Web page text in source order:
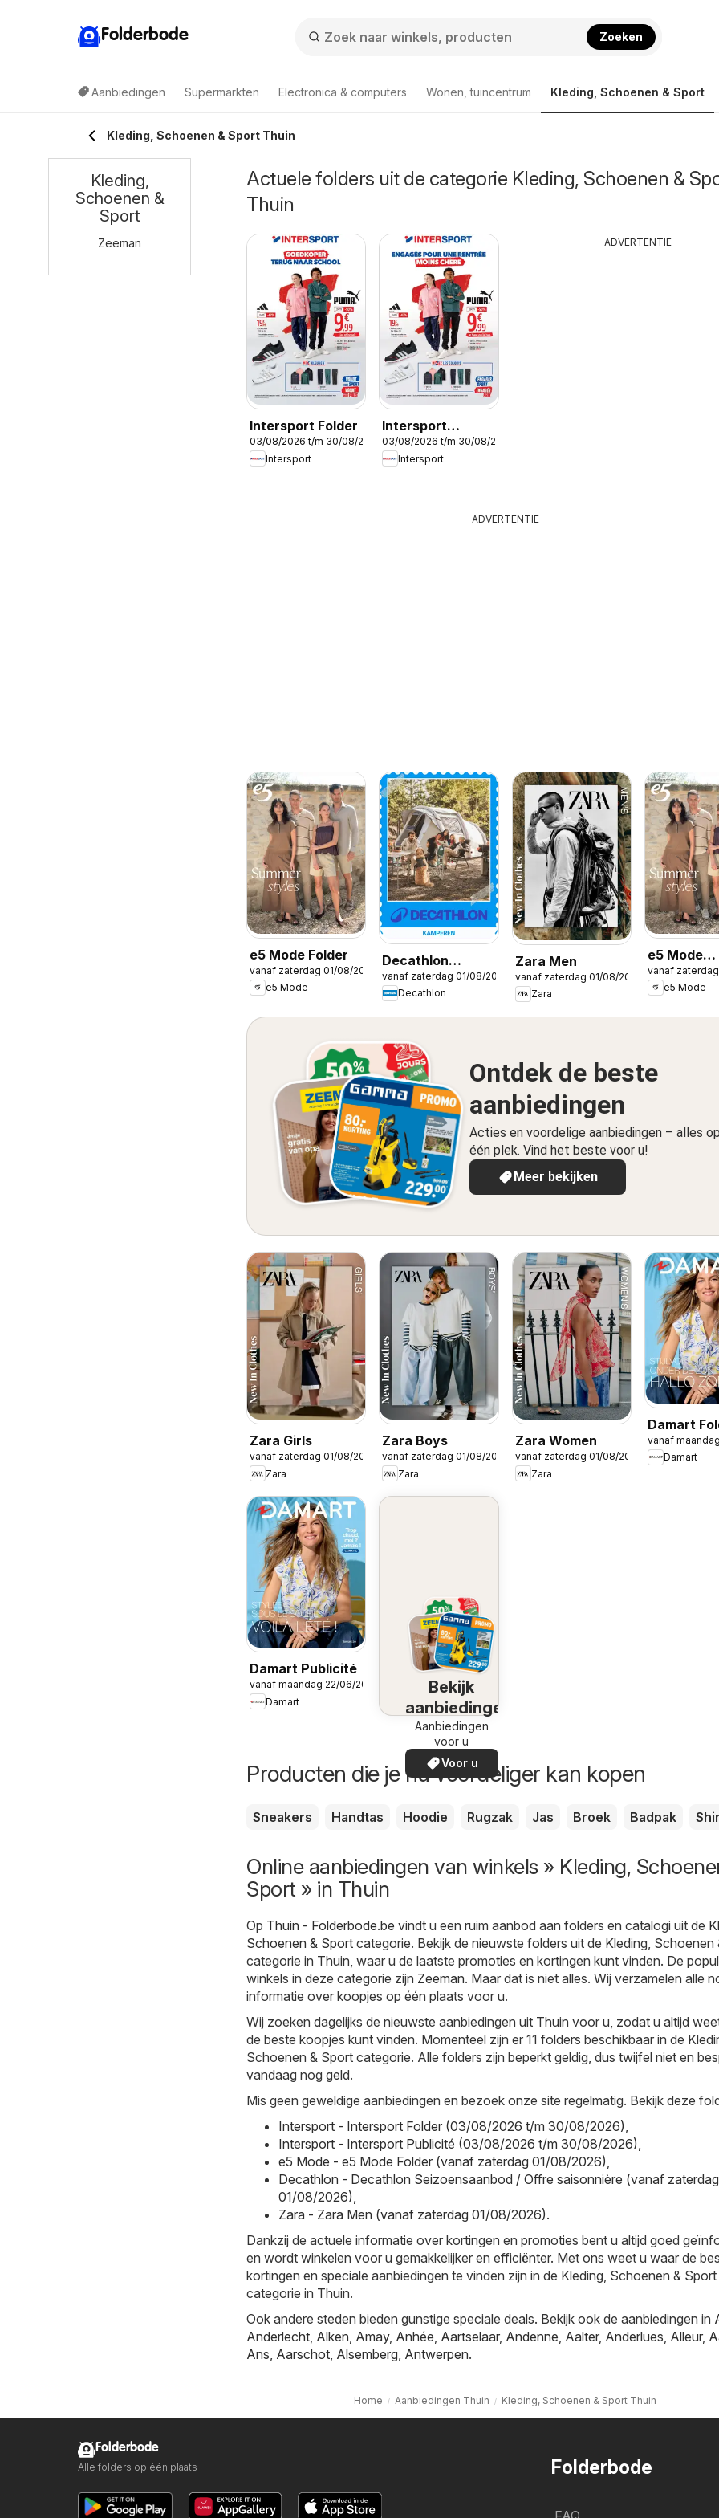
Folderbode Zoeken
Aanbiedingen Supermarkten Electronica & computers Wonen, tuincentrum Kleding, Schoenen & Sport
Kleding, Schoenen & Sport Thuin
Actuele folders uit de categorie Kleding, Schoenen &
Thuin
Intersport Folder
03/08/2026 t/m 30/08/2026
Intersport
Intersport
Publicité
03/08/2026 t/m 30/08/2026
Intersport
ADVERTENTIE
ADVERTENTIE
e5 Mode Folder
vanaf zaterdag 01/08/2026
e5 Mode
Decathlon
Seizoensaanbod
/ Offre
saisonnière
vanaf zaterdag 01/08/2026
Decathlon
Zara Men
vanaf zaterdag 01/08/2026
Zara
e5 Mode
Publicité
vanaf zaterdag
e5 Mode
Ontdek de beste
aanbiedingen
Acties en voordelige aanbiedingen – alles op
één plek. Vind het beste voor u!
Meer bekijken
Zara Girls
vanaf zaterdag 01/08/2026
Zara
Zara Boys
vanaf zaterdag 01/08/2026
Zara
Zara Women
vanaf zaterdag 01/08/2026
Zara
Damart
vanaf
Damart
Damart Publicité
vanaf maandag 22/06/2026
Damart
Bekijk
aanbiedingen
Aanbiedingen
voor u
Voor u
Producten die je nu voordeliger kan kopen
Sneakers Handtas Hoodie Rugzak Jas Broek Badpak
Online aanbiedingen van winkels » Kleding,
Sport » in Thuin
Op Thuin - Folderbode.be vindt u een ruim aanbod aan folders en catalogi uit de
Schoenen & Sport categorie. Bekijk de nieuwste folders uit de Kleding, Schoenen
categorie in Thuin, waar u de laatste promoties en kortingen kunt vinden. De
winkels in deze categorie zijn Zeeman. Maar dat is niet alles. Wij verzamelen alle
informatie over koopjes op één plaats voor u.
Wij zoeken dagelijks de nieuwste aanbiedingen uit Thuin voor u, zodat u altijd
de beste koopjes kunt vinden. Momenteel zijn er 11 folders beschikbaar in de
Schoenen & Sport categorie. Alle folders zijn beperkt geldig, dus twijfel niet en
vandaag nog geld.
Mis geen geweldige aanbiedingen en bezoek onze site regelmatig. Bekijk deze
Intersport - Intersport Folder (03/08/2026 t/m 30/08/2026),
Intersport - Intersport Publicité (03/08/2026 t/m 30/08/2026),
e5 Mode - e5 Mode Folder (vanaf zaterdag 01/08/2026),
Decathlon - Decathlon Seizoensaanbod / Offre saisonnière (vanaf zaterdag
01/08/2026),
Zara - Zara Men (vanaf zaterdag 01/08/2026).
Dankzij de actuele informatie over kortingen en promoties bent u altijd goed
en wordt winkelen voor u gemakkelijker en efficiënter. Met ons weet u waar de
kortingen en speciale aanbiedingen te vinden zijn in de Kleding, Schoenen & Sport
categorie in Thuin.
Ook andere steden bieden gunstige speciale deals. Bekijk ook de aanbiedingen in
Anderlecht, Alken, Amay, Anhée, Aartselaar, Andenne, Aalter, Anderlues, Alleur,
Ans, Aarschot, Alsemberg, Antwerpen.
Home Aanbiedingen Thuin Kleding, Schoenen & Sport Thuin
Kleding,
Schoenen &
Sport
Zeeman
Folderbode
Folderbode
Alle folders op één plaats